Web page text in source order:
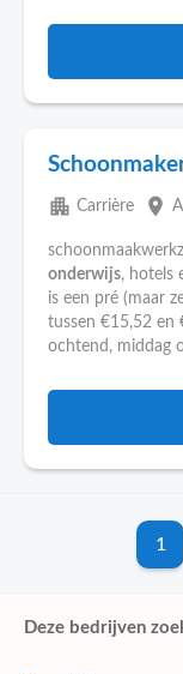
apartment Carrière place
onderwijs, hotels
is een pré (maar
tussen €15,52 en
ochtend, middag
1
Deze bedrijven